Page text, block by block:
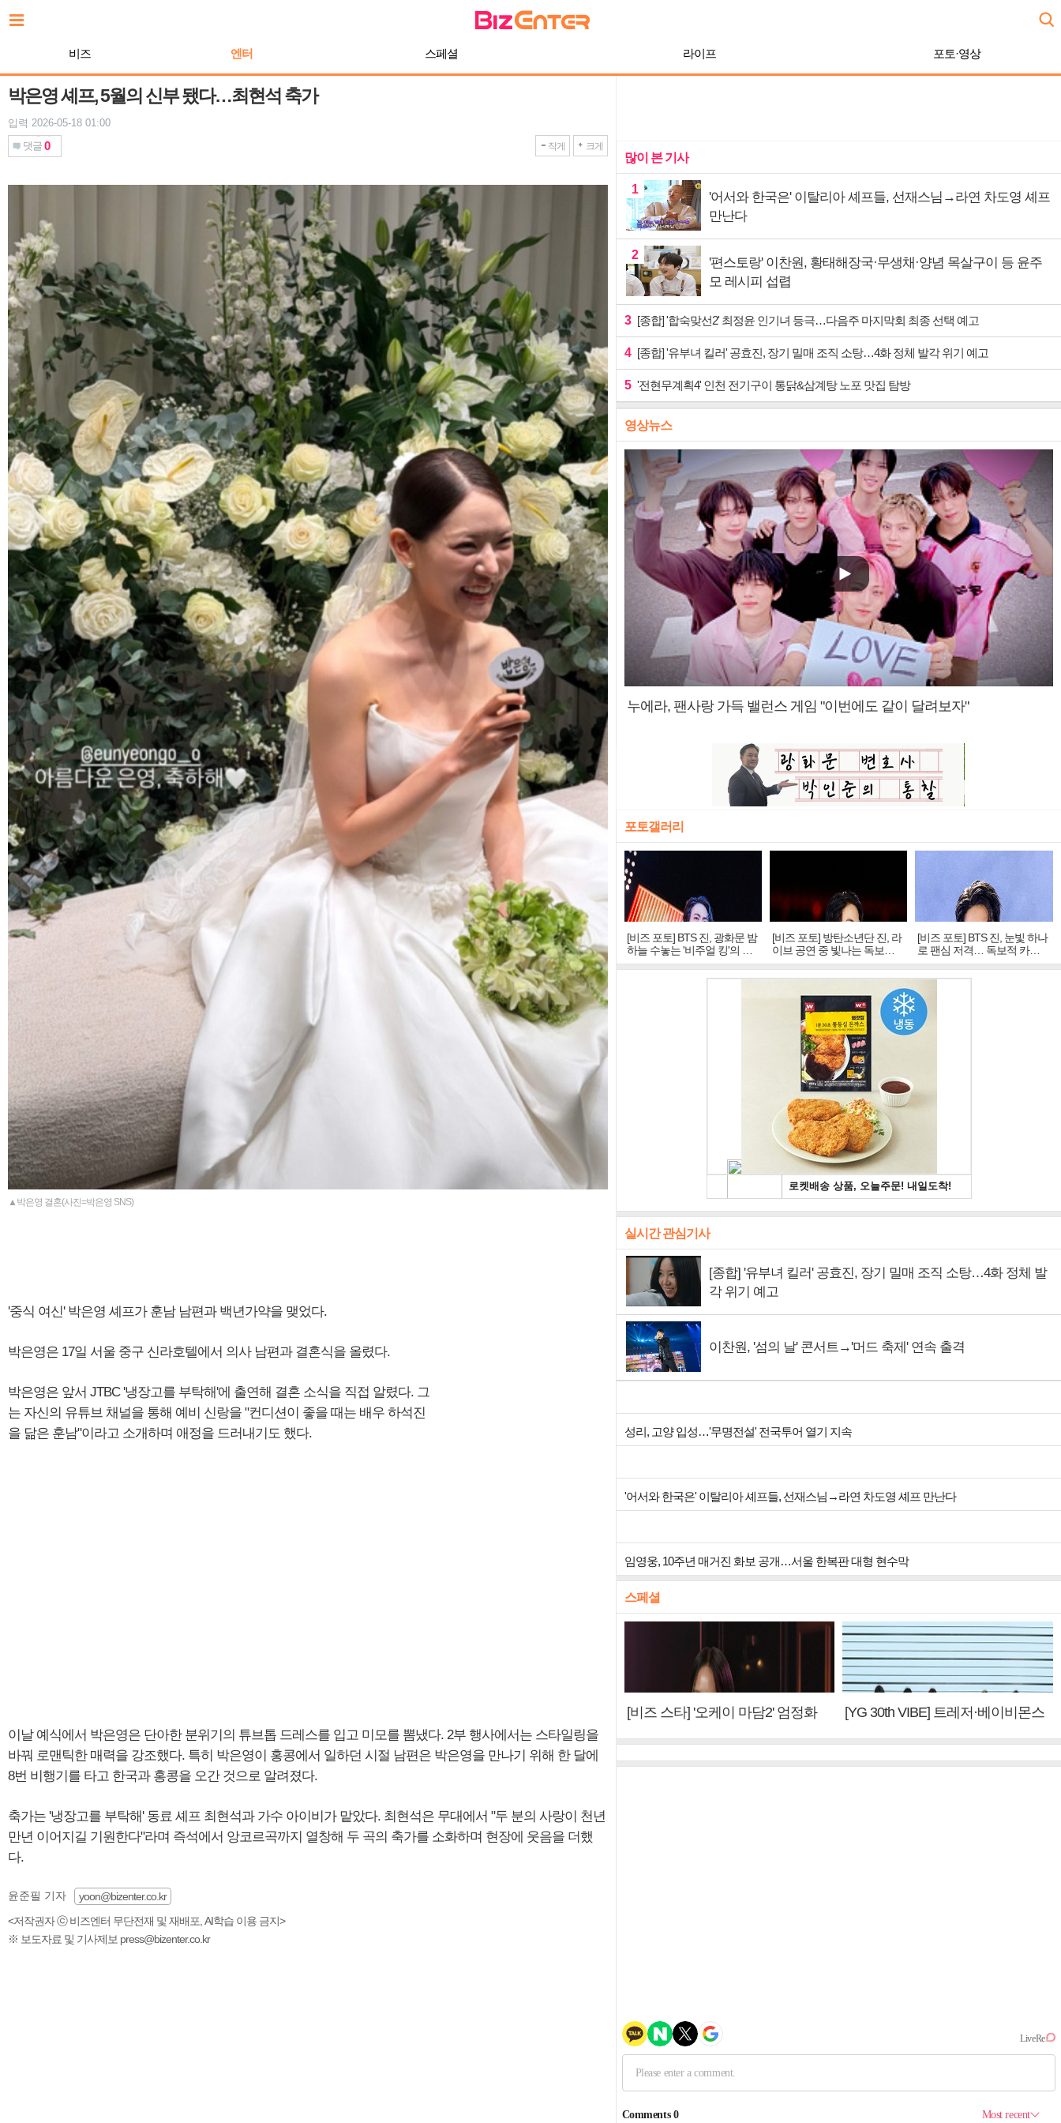
문
기
비즈 엔터 스페셜 라이프 포토·영상
박은영 셰프, 5월의 신부 됐다…최현석 축가
입력 2026-05-18 01:00
댓글 0 작게 크게
▲박은영 결혼(사진=박은영 SNS)
'중식 여신' 박은영 셰프가 훈남 남편과 백년가약을 맺었다.
박은영은 17일 서울 중구 신라호텔에서 의사 남편과 결혼식을 올렸다.
박은영은 앞서 JTBC '냉장고를 부탁해'에 출연해 결혼 소식을 직접 알렸다. 그
는 자신의 유튜브 채널을 통해 예비 신랑을 "컨디션이 좋을 때는 배우 하석진
을 닮은 훈남"이라고 소개하며 애정을 드러내기도 했다.
이날 예식에서 박은영은 단아한 분위기의 튜브톱 드레스를 입고 미모를 뽐냈다. 2부 행사에서는 스타일링을
바꿔 로맨틱한 매력을 강조했다. 특히 박은영이 홍콩에서 일하던 시절 남편은 박은영을 만나기 위해 한 달에
8번 비행기를 타고 한국과 홍콩을 오간 것으로 알려졌다.
축가는 '냉장고를 부탁해' 동료 셰프 최현석과 가수 아이비가 맡았다. 최현석은 무대에서 "두 분의 사랑이 천년
만년 이어지길 기원한다"라며 즉석에서 앙코르곡까지 열창해 두 곡의 축가를 소화하며 현장에 웃음을 더했
다.
윤준필 기자
yoon@bizenter.co.kr
<저작권자 ⓒ 비즈엔터 무단전재 및 재배포, AI학습 이용 금지>
※ 보도자료 및 기사제보 press@bizenter.co.kr
많이 본 기사
1
'어서와 한국은' 이탈리아 셰프들, 선재스님→라연 차도영 셰프
만난다
2
'편스토랑' 이찬원, 황태해장국·무생채·양념 목살구이 등 윤주
모 레시피 섭렵
3 [종합] '합숙맞선2' 최정윤 인기녀 등극…다음주 마지막회 최종 선택 예고
4 [종합] '유부녀 킬러' 공효진, 장기 밀매 조직 소탕…4화 정체 발각 위기 예고
5 '전현무계획4' 인천 전기구이 통닭&삼계탕 노포 맛집 탐방
영상뉴스
누에라, 팬사랑 가득 밸런스 게임 "이번에도 같이 달려보자"
포토갤러리
[비즈 포토] BTS 진, 광화문 밤
하늘 수놓는 '비주얼 킹'의 열
창
[비즈 포토] 방탄소년단 진, 라
이브 공연 중 빛나는 독보적
아우라
[비즈 포토] BTS 진, 눈빛 하나
로 팬심 저격… 독보적 카리
스마
실시간 관심기사
[종합] '유부녀 킬러' 공효진, 장기 밀매 조직 소탕…4화 정체 발
각 위기 예고
이찬원, '섬의 날' 콘서트→'머드 축제' 연속 출격
성리, 고양 입성…'무명전설' 전국투어 열기 지속
'어서와 한국은' 이탈리아 셰프들, 선재스님→라연 차도영 셰프 만난다
임영웅, 10주년 매거진 화보 공개…서울 한복판 대형 현수막
스페셜
[비즈 스타] '오케이 마담2' 엄정화
[YG 30th VIBE] 트레저·베이비몬스